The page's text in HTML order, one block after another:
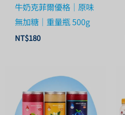
牛奶克菲爾優格｜原味
無加糖｜重量瓶 500g
NT$180